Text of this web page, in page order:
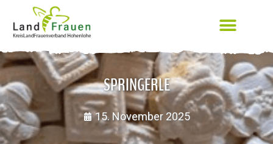
SPRINGERLE
15. November 2025